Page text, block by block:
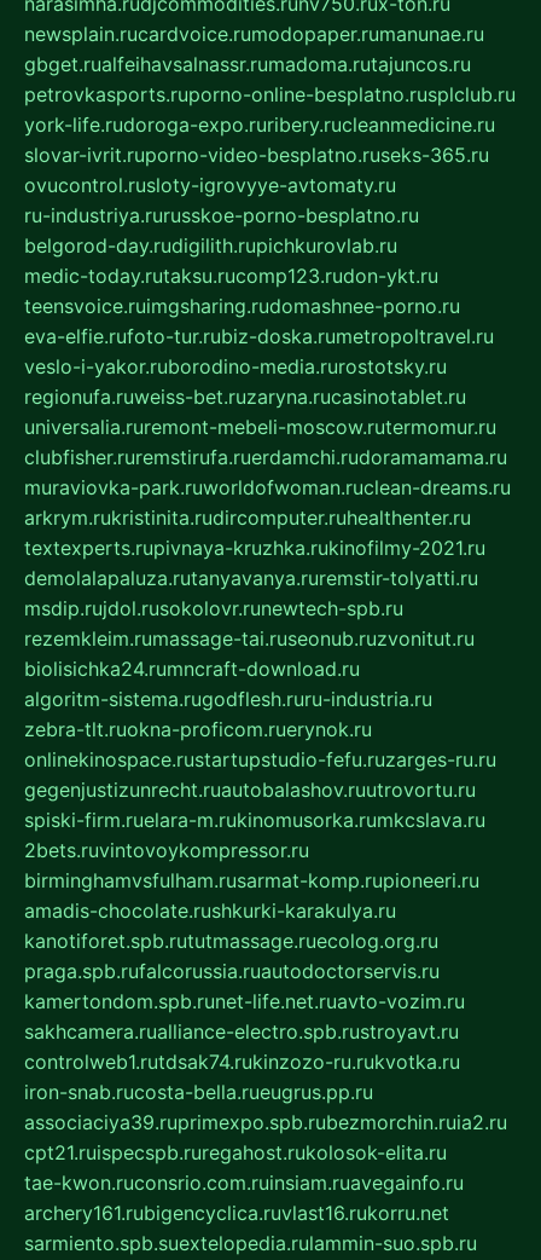
newsplain.rucardvoice.rumodopaper.rumanunae.ru
gbget.rualfeihavsalnassr.rumadoma.rutajuncos.ru
petrovkasports.ruporno-online-besplatno.rusplclub.ru
york-life.rudoroga-expo.ruribery.rucleanmedicine.ru
slovar-ivrit.ruporno-video-besplatno.ruseks-365.ru
ovucontrol.rusloty-igrovyye-avtomaty.ru
ru-industriya.rurusskoe-porno-besplatno.ru
belgorod-day.rudigilith.rupichkurovlab.ru
medic-today.rutaksu.rucomp123.rudon-ykt.ru
teensvoice.ruimgsharing.rudomashnee-porno.ru
eva-elfie.rufoto-tur.rubiz-doska.rumetropoltravel.ru
veslo-i-yakor.ruborodino-media.rurostotsky.ru
regionufa.ruweiss-bet.ruzaryna.rucasinotablet.ru
universalia.ruremont-mebeli-moscow.rutermomur.ru
clubfisher.ruremstirufa.ruerdamchi.rudoramamama.ru
muraviovka-park.ruworldofwoman.ruclean-dreams.ru
arkrym.rukristinita.rudircomputer.ruhealthenter.ru
textexperts.rupivnaya-kruzhka.rukinofilmy-2021.ru
demolalapaluza.rutanyavanya.ruremstir-tolyatti.ru
msdip.rujdol.rusokolovr.runewtech-spb.ru
rezemkleim.rumassage-tai.ruseonub.ruzvonitut.ru
biolisichka24.rumncraft-download.ru
algoritm-sistema.rugodflesh.ruru-industria.ru
zebra-tlt.ruokna-proficom.ruerynok.ru
onlinekinospace.rustartupstudio-fefu.ruzarges-ru.ru
gegenjustizunrecht.ruautobalashov.ruutrovortu.ru
spiski-firm.ruelara-m.rukinomusorka.rumkcslava.ru
2bets.ruvintovoykompressor.ru
birminghamvsfulham.rusarmat-komp.rupioneeri.ru
amadis-chocolate.rushkurki-karakulya.ru
kanotiforet.spb.rututmassage.ruecolog.org.ru
praga.spb.rufalcorussia.ruautodoctorservis.ru
kamertondom.spb.runet-life.net.ruavto-vozim.ru
sakhcamera.rualliance-electro.spb.rustroyavt.ru
controlweb1.rutdsak74.rukinzozo-ru.rukvotka.ru
iron-snab.rucosta-bella.rueugrus.pp.ru
associaciya39.ruprimexpo.spb.rubezmorchin.ruia2.ru
cpt21.ruispecspb.ruregahost.rukolosok-elita.ru
tae-kwon.ruconsrio.com.ruinsiam.ruavegainfo.ru
archery161.rubigencyclica.ruvlast16.rukorru.net
sarmiento.spb.suextelopedia.rulammin-suo.spb.ru